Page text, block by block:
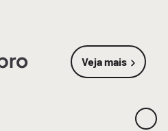
Veja mais
sobre